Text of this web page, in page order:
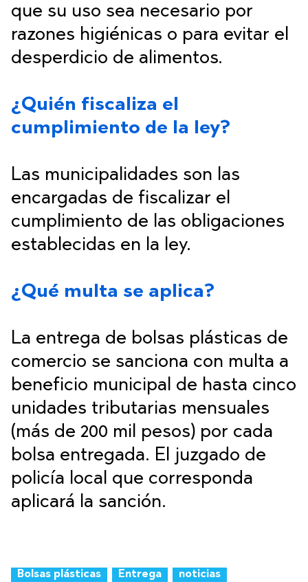
que su uso sea necesario por
razones higiénicas o para evitar el
desperdicio de alimentos.
¿Quién fiscaliza el
cumplimiento de la ley?
Las municipalidades son las
encargadas de fiscalizar el
cumplimiento de las obligaciones
establecidas en la ley.
¿Qué multa se aplica?
La entrega de bolsas plásticas de
comercio se sanciona con multa a
beneficio municipal de hasta cinco
unidades tributarias mensuales
(más de 200 mil pesos) por cada
bolsa entregada. El juzgado de
policía local que corresponda
aplicará la sanción.
Bolsas plásticas Entrega
noticias